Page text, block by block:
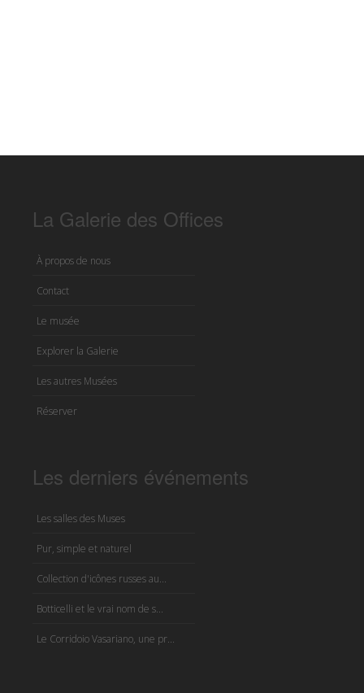
La Galerie des Offices
À propos de nous
Contact
Le musée
Explorer la Galerie
Les autres Musées
Réserver
Les derniers événements
Les salles des Muses
Pur, simple et naturel
Collection d'icônes russes au...
Botticelli et le vrai nom de s...
Le Corridoio Vasariano, une pr...